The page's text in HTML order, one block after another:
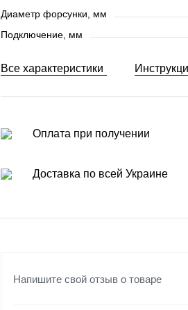
Диаметр форсунки, мм
Подключение, мм
Все характеристики
Оплата при получении
Доставка по всей Украине
Напишите свой отзыв о товаре